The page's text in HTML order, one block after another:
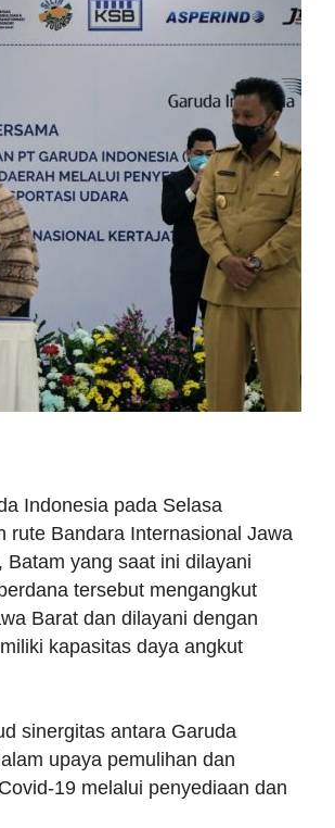
Indonesia pada Selasa
rute Bandara Internasional Jawa
yang saat ini dilayani
tersebut mengangkut
Barat dan dilayani dengan
kapasitas daya angkut
sinergitas antara Garuda
upaya pemulihan dan
19 melalui penyediaan dan